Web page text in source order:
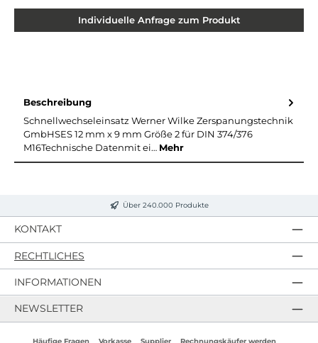
Individuelle Anfrage zum Produkt
Beschreibung
Schnellwechseleinsatz Werner Wilke Zerspanungstechnik
GmbHSES 12 mm x 9 mm Größe 2 für DIN 374/376
M16Technische Datenmit ei… Mehr
Über 240.000 Produkte
KONTAKT
RECHTLICHES
INFORMATIONEN
NEWSLETTER
Häufige Fragen Vorkasse Supplier Rechnungskäufer werden